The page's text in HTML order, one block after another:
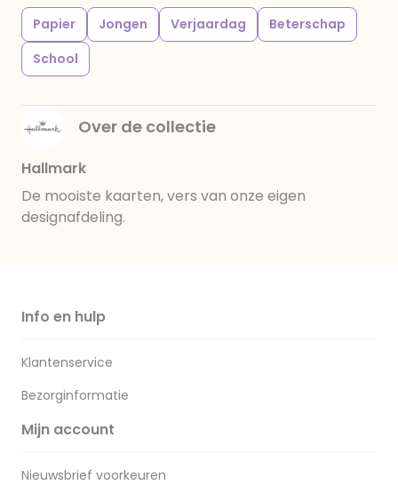
Papier Jongen Verjaardag
Beterschap
School
Over de collectie
Hallmark
De mooiste kaarten, vers van onze eigen
designafdeling.
Info en hulp
Klantenservice
Bezorginformatie
Mijn account
Nieuwsbrief voorkeuren